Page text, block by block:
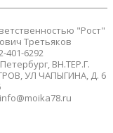
"Рост"
Третьяков
401-6292
ВН.ТЕР.Г.
УЛ ЧАПЫГИНА, Д. 6